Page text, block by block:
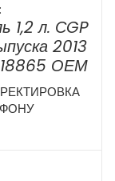
1,2 л. СGP
2013
18865 ОЕМ